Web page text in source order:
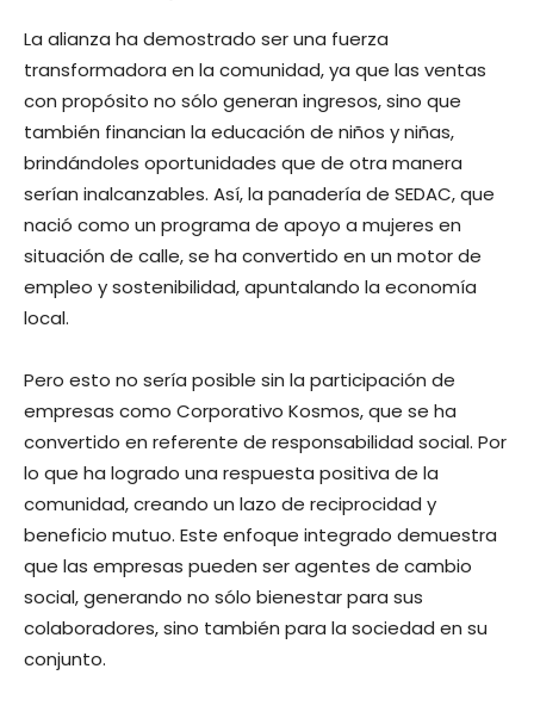
La alianza ha demostrado ser una fuerza
transformadora en la comunidad, ya que las ventas
con propósito no sólo generan ingresos, sino que
también financian la educación de niños y niñas,
brindándoles oportunidades que de otra manera
serían inalcanzables. Así, la panadería de SEDAC, que
nació como un programa de apoyo a mujeres en
situación de calle, se ha convertido en un motor de
empleo y sostenibilidad, apuntalando la economía
local.
Pero esto no sería posible sin la participación de
empresas como Corporativo Kosmos, que se ha
convertido en referente de responsabilidad social. Por
lo que ha logrado una respuesta positiva de la
comunidad, creando un lazo de reciprocidad y
beneficio mutuo. Este enfoque integrado demuestra
que las empresas pueden ser agentes de cambio
social, generando no sólo bienestar para sus
colaboradores, sino también para la sociedad en su
conjunto.